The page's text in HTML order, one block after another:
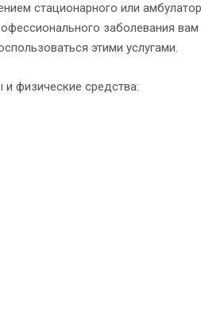
стационарного или
заболевания
этими услугами.
физические средства: